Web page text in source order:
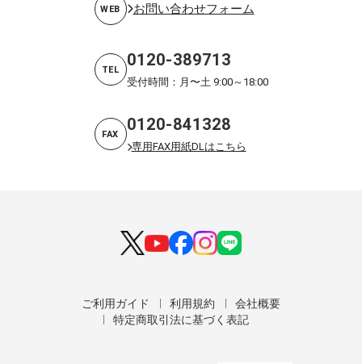
WEB お問い合わせフォーム
TEL 0120-389713
受付時間：月〜土 9:00～18:00
FAX 0120-841328
専用FAX用紙DLはこちら
ご利用ガイド 利用規約
会社概要
特定商取引法に基づく表記